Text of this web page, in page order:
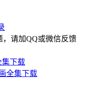
请加QQ或微信反馈
集下载
全集下载